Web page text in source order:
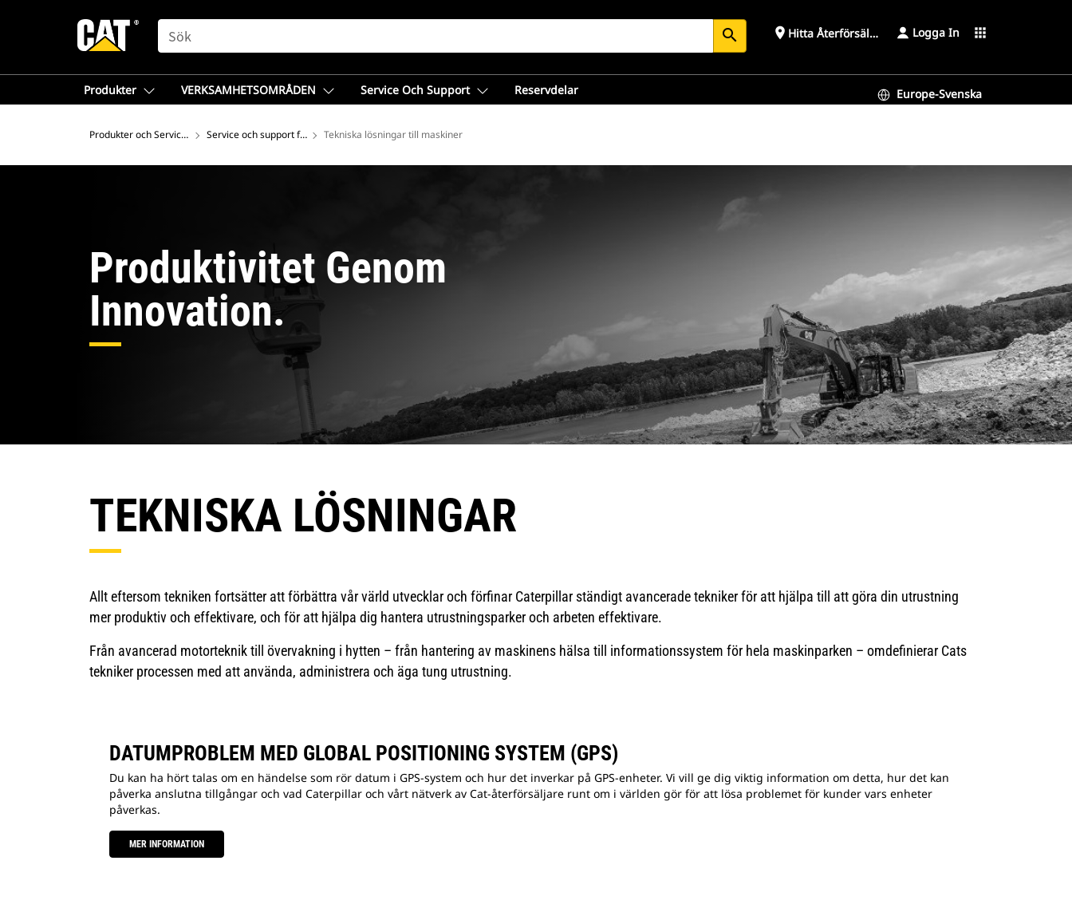
SEARCH search place Hitta Återförsäljare Logga In apps
Produkter VERKSAMHETSOMRÅDEN Service Och Support Reservdelar Europe-Svenska
Produkter och Service - EuropaService och support från Cat®Tekniska lösningar till maskiner
Produktivitet Genom
Innovation.
TEKNISKA LÖSNINGAR
Allt eftersom tekniken fortsätter att förbättra vår värld utvecklar och förfinar Caterpillar ständigt avancerade tekniker för att hjälpa till att göra din utrustning
mer produktiv och effektivare, och för att hjälpa dig hantera utrustningsparker och arbeten effektivare.
Från avancerad motorteknik till övervakning i hytten – från hantering av maskinens hälsa till informationssystem för hela maskinparken – omdefinierar Cats
tekniker processen med att använda, administrera och äga tung utrustning.
DATUMPROBLEM MED GLOBAL POSITIONING SYSTEM (GPS)
Du kan ha hört talas om en händelse som rör datum i GPS-system och hur det inverkar på GPS-enheter. Vi vill ge dig viktig information om detta, hur det kan
påverka anslutna tillgångar och vad Caterpillar och vårt nätverk av Cat-återförsäljare runt om i världen gör för att lösa problemet för kunder vars enheter
påverkas.
MER INFORMATION